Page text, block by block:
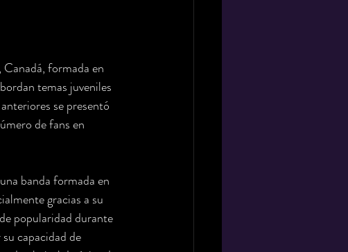
formada en
temas juveniles
se presentó
de fans en
banda formada en
gracias a su
popularidad durante
capacidad de